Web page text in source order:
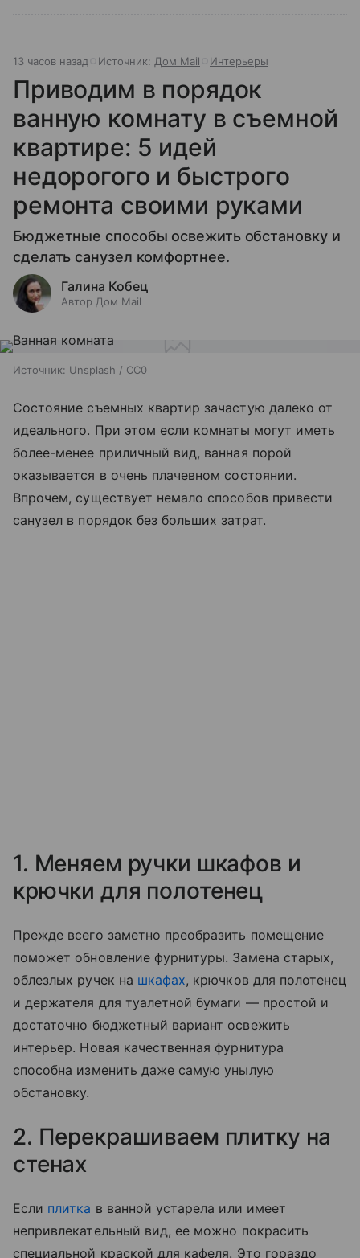
13 часов назад Источник: Дом Mail Интерьеры
Приводим в порядок
ванную комнату в съемной
квартире: 5 идей
недорогого и быстрого
ремонта своими руками
Бюджетные способы освежить обстановку и
сделать санузел комфортнее.
Галина Кобец
Автор Дом Mail
Источник: Unsplash / CC0
Состояние съемных квартир зачастую далеко от
идеального. При этом если комнаты могут иметь
более-менее приличный вид, ванная порой
оказывается в очень плачевном состоянии.
Впрочем, существует немало способов привести
санузел в порядок без больших затрат.
1. Меняем ручки шкафов и
крючки для полотенец
Прежде всего заметно преобразить помещение
поможет обновление фурнитуры. Замена старых,
облезлых ручек на шкафах, крючков для полотенец
и держателя для туалетной бумаги — простой и
достаточно бюджетный вариант освежить
интерьер. Новая качественная фурнитура
способна изменить даже самую унылую
обстановку.
2. Перекрашиваем плитку на
стенах
Если плитка в ванной устарела или имеет
непривлекательный вид, ее можно покрасить
специальной краской для кафеля. Это гораздо